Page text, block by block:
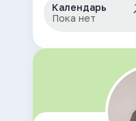
Календарь
Пока нет